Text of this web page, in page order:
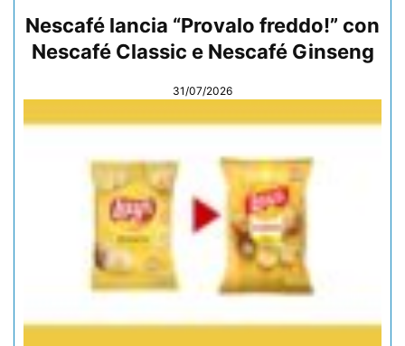
Nescafé lancia “Provalo freddo!” con
Nescafé Classic e Nescafé Ginseng
31/07/2026